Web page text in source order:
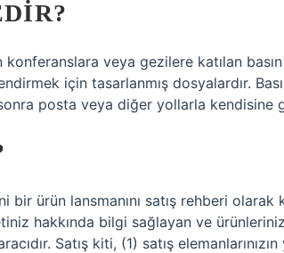
konferanslara veya gezilere katılan
için tasarlanmış dosyalardır.
posta veya diğer yollarla kendisine
bir ürün lansmanını satış rehberi olarak
hakkında bilgi sağlayan ve
Satış kiti, (1) satış